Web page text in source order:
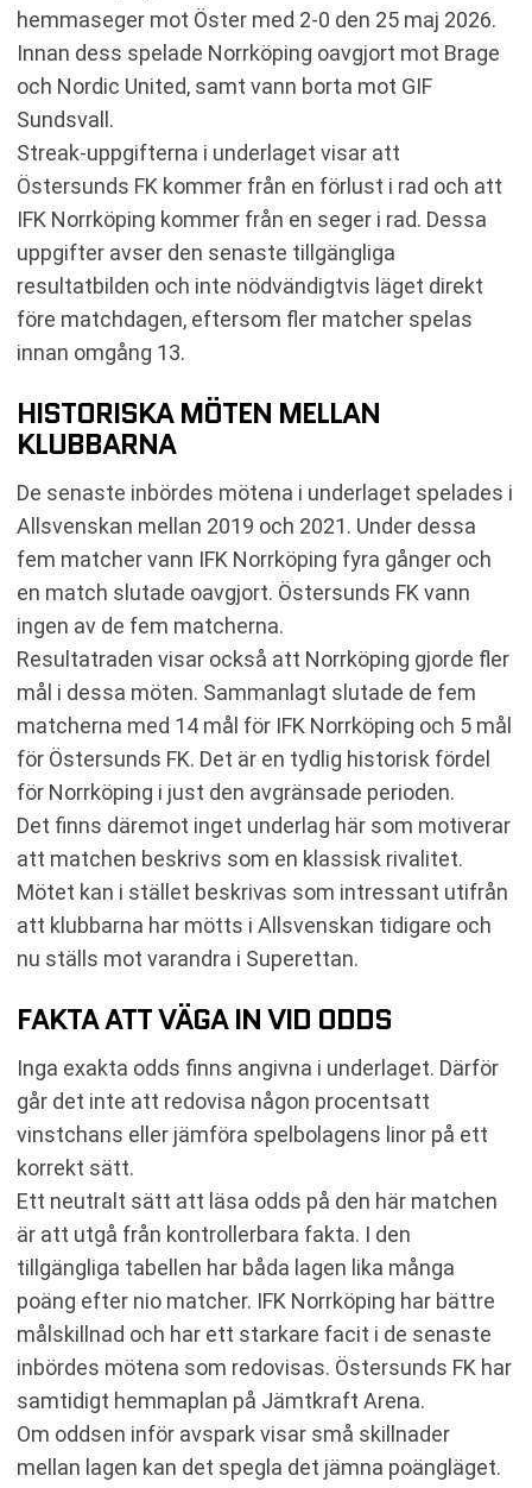
hemmaseger mot Öster med 2-0 den 25 maj 2026.
Innan dess spelade Norrköping oavgjort mot Brage
och Nordic United, samt vann borta mot GIF
Sundsvall.
Streak-uppgifterna i underlaget visar att
Östersunds FK kommer från en förlust i rad och att
IFK Norrköping kommer från en seger i rad. Dessa
uppgifter avser den senaste tillgängliga
resultatbilden och inte nödvändigtvis läget direkt
före matchdagen, eftersom fler matcher spelas
innan omgång 13.
HISTORISKA MÖTEN MELLAN
KLUBBARNA
De senaste inbördes mötena i underlaget spelades i
Allsvenskan mellan 2019 och 2021. Under dessa
fem matcher vann IFK Norrköping fyra gånger och
en match slutade oavgjort. Östersunds FK vann
ingen av de fem matcherna.
Resultatraden visar också att Norrköping gjorde fler
mål i dessa möten. Sammanlagt slutade de fem
matcherna med 14 mål för IFK Norrköping och 5 mål
för Östersunds FK. Det är en tydlig historisk fördel
för Norrköping i just den avgränsade perioden.
Det finns däremot inget underlag här som motiverar
att matchen beskrivs som en klassisk rivalitet.
Mötet kan i stället beskrivas som intressant utifrån
att klubbarna har mötts i Allsvenskan tidigare och
nu ställs mot varandra i Superettan.
FAKTA ATT VÄGA IN VID ODDS
Inga exakta odds finns angivna i underlaget. Därför
går det inte att redovisa någon procentsatt
vinstchans eller jämföra spelbolagens linor på ett
korrekt sätt.
Ett neutralt sätt att läsa odds på den här matchen
är att utgå från kontrollerbara fakta. I den
tillgängliga tabellen har båda lagen lika många
poäng efter nio matcher. IFK Norrköping har bättre
målskillnad och har ett starkare facit i de senaste
inbördes mötena som redovisas. Östersunds FK har
samtidigt hemmaplan på Jämtkraft Arena.
Om oddsen inför avspark visar små skillnader
mellan lagen kan det spegla det jämna poängläget.